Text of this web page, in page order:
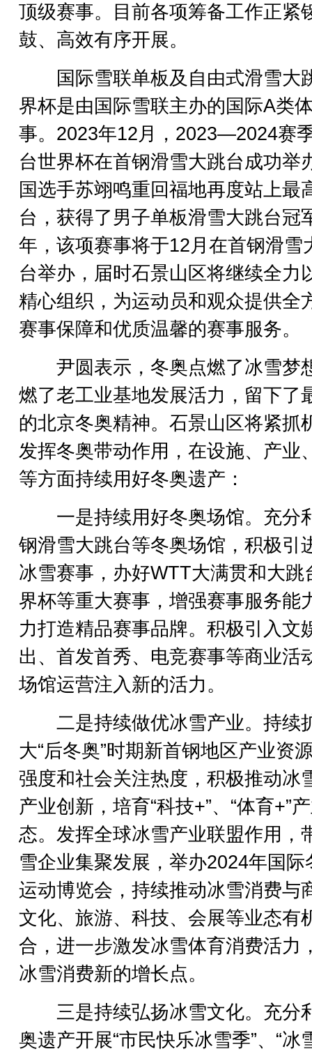
顶级赛事。目前各项筹备工作正紧
鼓、高效有序开展。
国际雪联单板及自由式滑雪大
界杯是由国际雪联主办的国际A类
事。2023年12月，2023—2024赛
台世界杯在首钢滑雪大跳台成功举
国选手苏翊鸣重回福地再度站上最
台，获得了男子单板滑雪大跳台冠
年，该项赛事将于12月在首钢滑雪
台举办，届时石景山区将继续全力
精心组织，为运动员和观众提供全
赛事保障和优质温馨的赛事服务。
尹圆表示，冬奥点燃了冰雪梦
燃了老工业基地发展活力，留下了
的北京冬奥精神。石景山区将紧抓
发挥冬奥带动作用，在设施、产业
等方面持续用好冬奥遗产：
一是持续用好冬奥场馆。充分
钢滑雪大跳台等冬奥场馆，积极引
冰雪赛事，办好WTT大满贯和大跳
界杯等重大赛事，增强赛事服务能
力打造精品赛事品牌。积极引入文
出、首发首秀、电竞赛事等商业活
场馆运营注入新的活力。
二是持续做优冰雪产业。持续
大“后冬奥”时期新首钢地区产业资
强度和社会关注热度，积极推动冰
产业创新，培育“科技+”、“体育+”
态。发挥全球冰雪产业联盟作用，
雪企业集聚发展，举办2024年国际
运动博览会，持续推动冰雪消费与
文化、旅游、科技、会展等业态有
合，进一步激发冰雪体育消费活力
冰雪消费新的增长点。
三是持续弘扬冰雪文化。充分
奥遗产开展“市民快乐冰雪季”、“冰